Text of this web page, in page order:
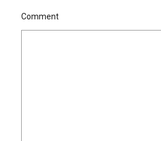
Comment